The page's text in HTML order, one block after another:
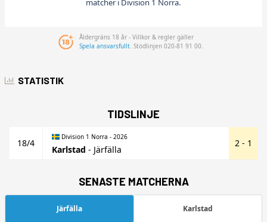
matcher i Division 1 Norra.
Åldergräns 18 år - Villkor & regler gäller
Spela ansvarsfullt. Stödlinjen 020-81 91 00.
STATISTIK
TIDSLINJE
18/4
Division 1 Norra - 2026
Karlstad - Järfälla
2 - 1
SENASTE MATCHERNA
Järfälla Karlstad